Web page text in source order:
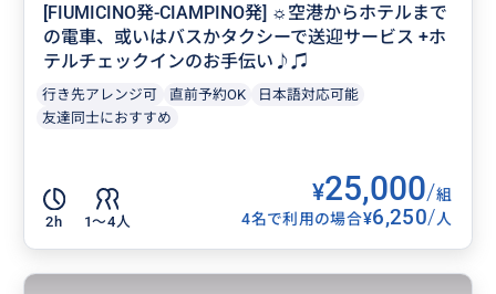
[FIUMICINO発-CIAMPINO発] ☼空港からホテルまで
の電車、或いはバスかタクシーで送迎サービス +ホ
テルチェックインのお手伝い♪♫
行き先アレンジ可 直前予約OK
日本語対応可能
友達同士におすすめ
2h 1〜4人
¥25,000/組
4名で利用の場合¥6,250/人